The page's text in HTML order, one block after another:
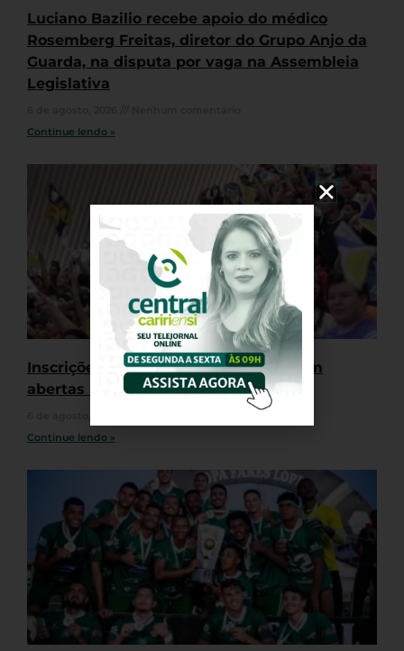
Luciano Bazilio recebe apoio do médico
Rosemberg Freitas, diretor do Grupo Anjo da
Guarda, na disputa por vaga na Assembleia
Legislativa
Continue lendo »
Inscrições para o Jejunos 2026 seguem
abertas até 19 de agosto
Continue lendo »